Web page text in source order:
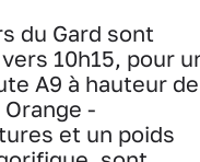
du Gard sont
10h15, pour
A9 à hauteur de
-
et un poids